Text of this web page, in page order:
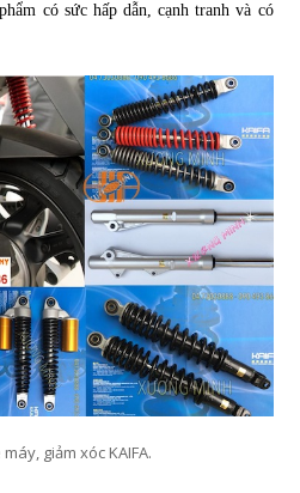
có sức hấp dẫn, cạnh tranh và có
giảm xóc KAIFA.